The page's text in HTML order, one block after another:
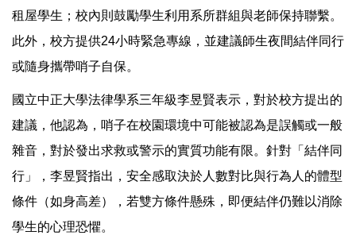
租屋學生；校內則鼓勵學生利用系所群組與老師保持聯繫。
此外，校方提供24小時緊急專線，並建議師生夜間結伴同行
或隨身攜帶哨子自保。
國立中正大學法律學系三年級李昱賢表示，對於校方提出的
建議，他認為，哨子在校園環境中可能被認為是誤觸或一般
雜音，對於發出求救或警示的實質功能有限。針對「結伴同
行」，李昱賢指出，安全感取決於人數對比與行為人的體型
條件（如身高差），若雙方條件懸殊，即便結伴仍難以消除
學生的心理恐懼。